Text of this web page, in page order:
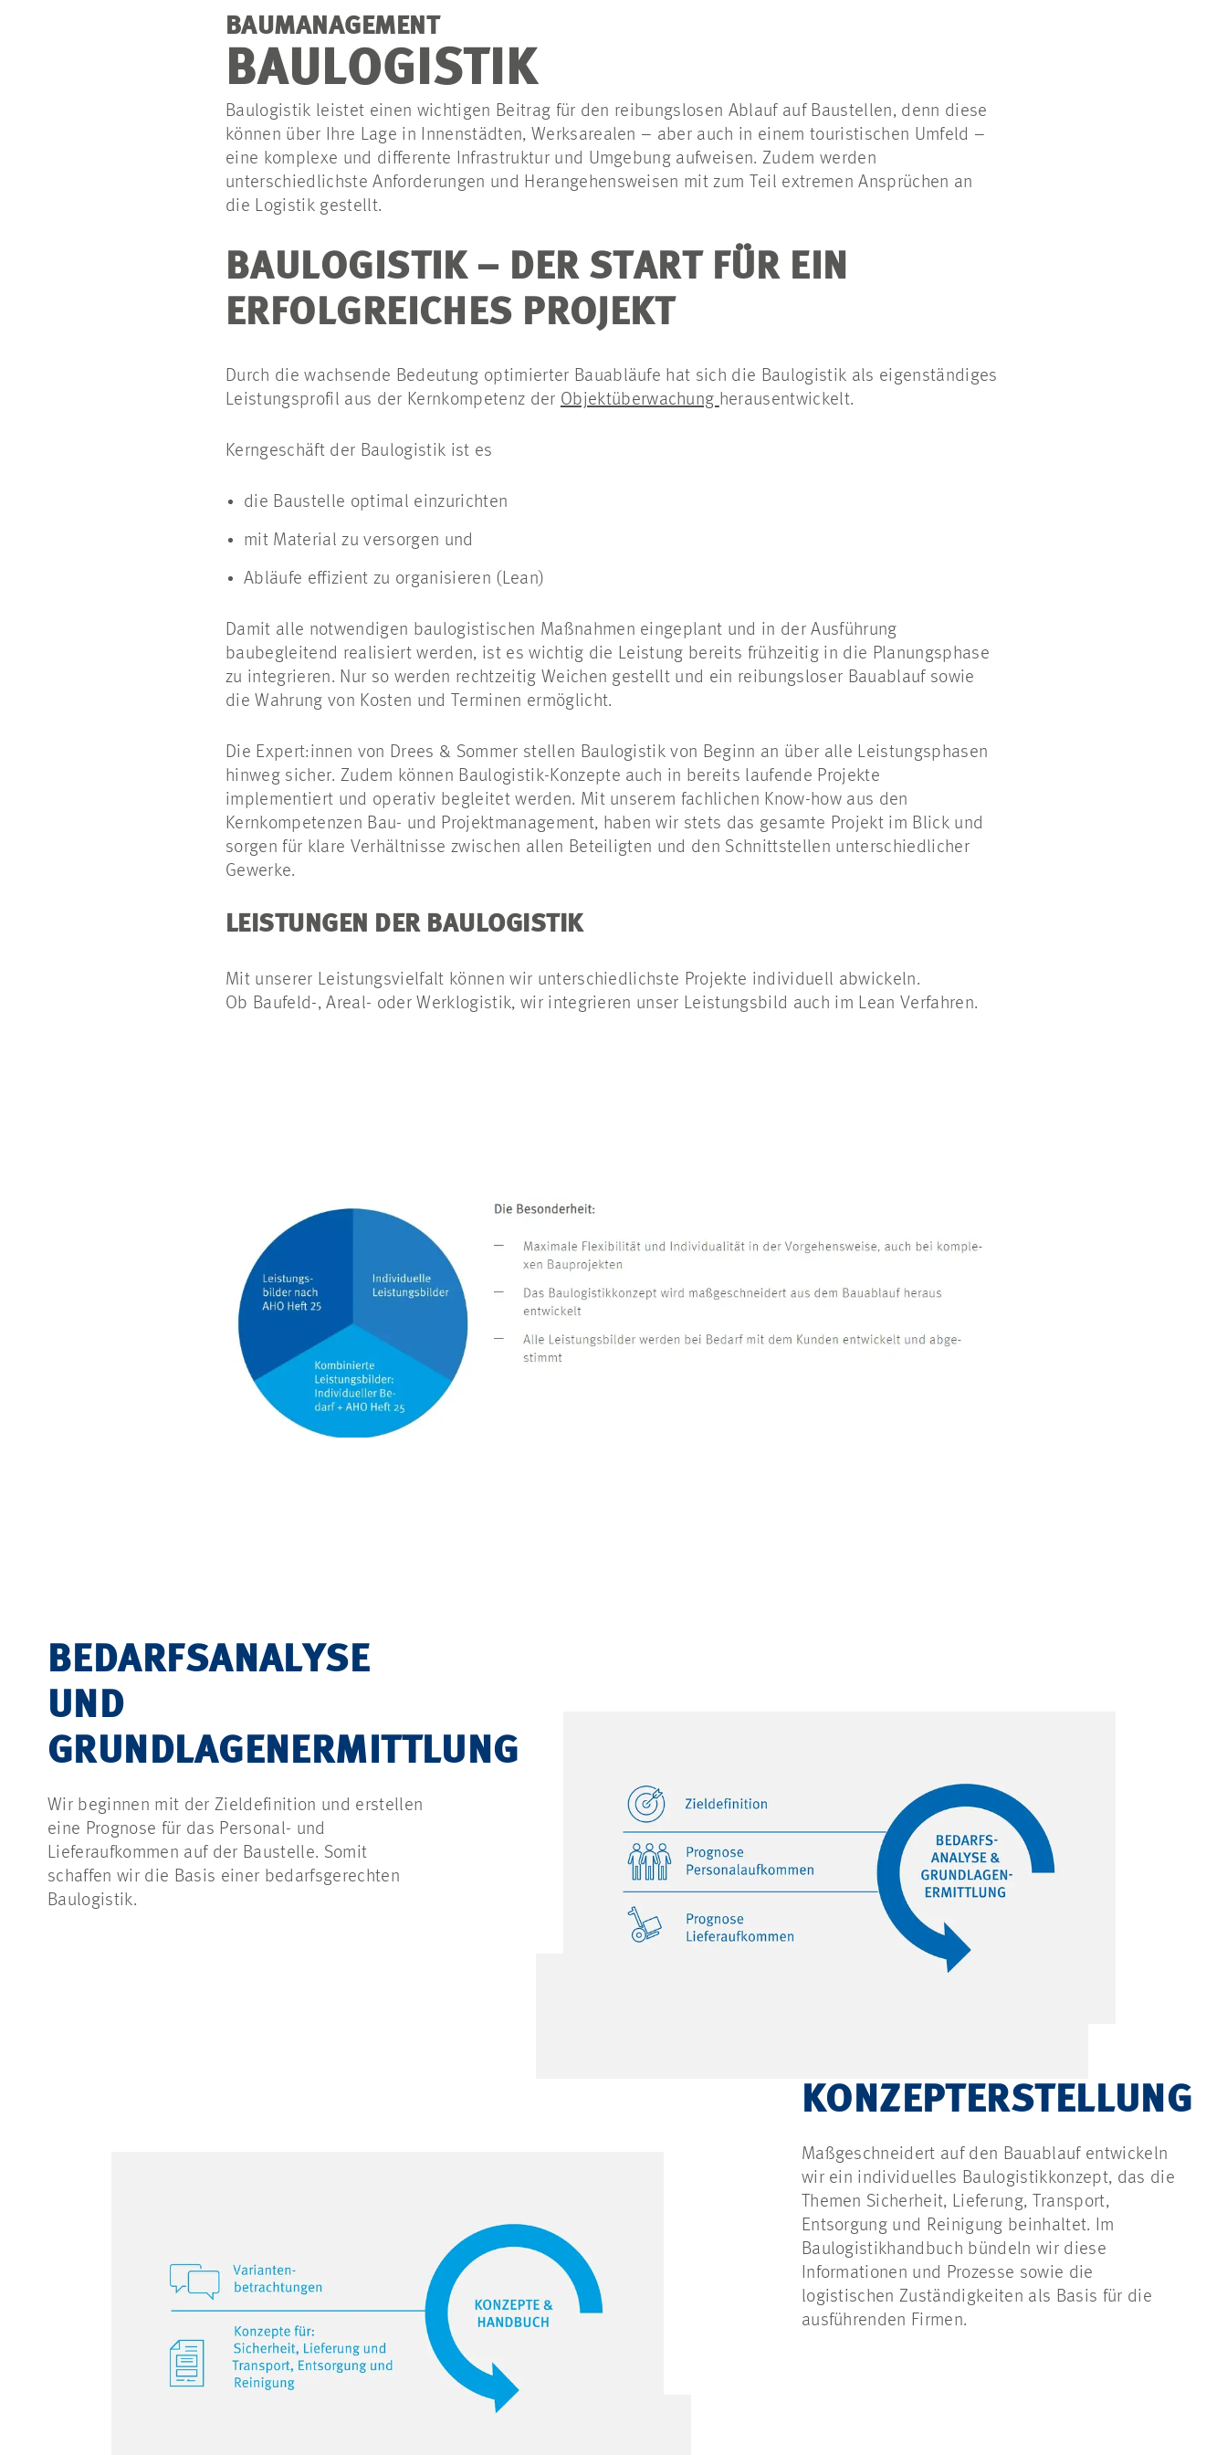
BAUMANAGEMENT
BAULOGISTIK
Baulogistik leistet einen wichtigen Beitrag für den reibungslosen Ablauf auf Baustellen, denn diese
können über Ihre Lage in Innenstädten, Werksarealen – aber auch in einem touristischen Umfeld –
eine komplexe und differente Infrastruktur und Umgebung aufweisen. Zudem werden
unterschiedlichste Anforderungen und Herangehensweisen mit zum Teil extremen Ansprüchen an
die Logistik gestellt.
BAULOGISTIK – DER START FÜR EIN
ERFOLGREICHES PROJEKT
Durch die wachsende Bedeutung optimierter Bauabläufe hat sich die Baulogistik als eigenständiges
Leistungsprofil aus der Kernkompetenz der Objektüberwachung herausentwickelt.
Kerngeschäft der Baulogistik ist es
die Baustelle optimal einzurichten
mit Material zu versorgen und
Abläufe effizient zu organisieren (Lean)
Damit alle notwendigen baulogistischen Maßnahmen eingeplant und in der Ausführung
baubegleitend realisiert werden, ist es wichtig die Leistung bereits frühzeitig in die Planungsphase
zu integrieren. Nur so werden rechtzeitig Weichen gestellt und ein reibungsloser Bauablauf sowie
die Wahrung von Kosten und Terminen ermöglicht.
Die Expert:innen von Drees & Sommer stellen Baulogistik von Beginn an über alle Leistungsphasen
hinweg sicher. Zudem können Baulogistik-Konzepte auch in bereits laufende Projekte
implementiert und operativ begleitet werden. Mit unserem fachlichen Know-how aus den
Kernkompetenzen Bau- und Projektmanagement, haben wir stets das gesamte Projekt im Blick und
sorgen für klare Verhältnisse zwischen allen Beteiligten und den Schnittstellen unterschiedlicher
Gewerke.
LEISTUNGEN DER BAULOGISTIK
Mit unserer Leistungsvielfalt können wir unterschiedlichste Projekte individuell abwickeln.
Ob Baufeld-, Areal- oder Werklogistik, wir integrieren unser Leistungsbild auch im Lean Verfahren.
BEDARFSANALYSE
UND
GRUNDLAGENERMITTLUNG
Wir beginnen mit der Zieldefinition und erstellen
eine Prognose für das Personal- und
Lieferaufkommen auf der Baustelle. Somit
schaffen wir die Basis einer bedarfsgerechten
Baulogistik.
KONZEPTERSTELLUNG
Maßgeschneidert auf den Bauablauf entwickeln
wir ein individuelles Baulogistikkonzept, das die
Themen Sicherheit, Lieferung, Transport,
Entsorgung und Reinigung beinhaltet. Im
Baulogistikhandbuch bündeln wir diese
Informationen und Prozesse sowie die
logistischen Zuständigkeiten als Basis für die
ausführenden Firmen.